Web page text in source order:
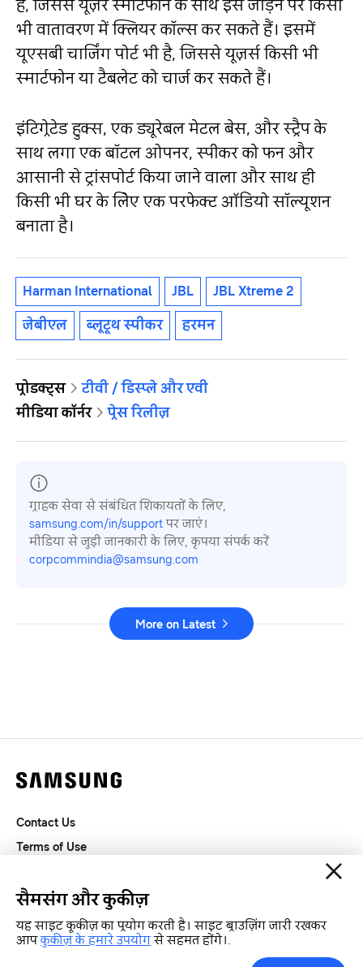
है, जिससे यूज़र स्मार्टफोन के साथ इसे जोड़ने पर किसी
भी वातावरण में क्लियर कॉल्स कर सकते हैं। इसमें
यूएसबी चार्जिंग पोर्ट भी है, जिससे यूज़र्स किसी भी
स्मार्टफोन या टैबलेट को चार्ज कर सकते हैं।
इंटिग्रेटेड हुक्स, एक ड्यूरेबल मेटल बेस, और स्ट्रैप के
साथ लगा एक बॉटल ओपनर, स्पीकर को फन और
आसानी से ट्रांसपोर्ट किया जाने वाला और साथ ही
किसी भी घर के लिेए एक परफेक्ट ऑडियो सॉल्यूशन
बनाता है।
Harman International JBL
JBL Xtreme 2
जेबीएल
ब्लूटूथ स्पीकर हरमन
प्रोडक्ट्स
टीवी / डिस्प्ले और एवी
मीडिया कॉर्नर
प्रेस रिलीज़
ग्राहक सेवा से संबंधित शिकायतों के लिए,
samsung.com/in/supportपर जाएं।
मीडिया से जुड़ी जानकारी के लिए, कृपया संपर्क करें
corpcommindia@samsung.com
More on Latest
Contact Us
Terms of Use
SAMSUNG.COM
Copyright© SAMSUNG All Rights Reserved.
सैमसंग और कुकीज़
यह साइट कूकीज़ का प्रयोग करती है। साइट ब्राउज़िंग जारी रखकर
आपकुकीज़ के हमारे उपयोगसे सहमत होंगे।.